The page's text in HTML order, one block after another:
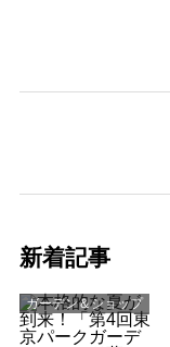
新着記事
ガーデン＆ショップ